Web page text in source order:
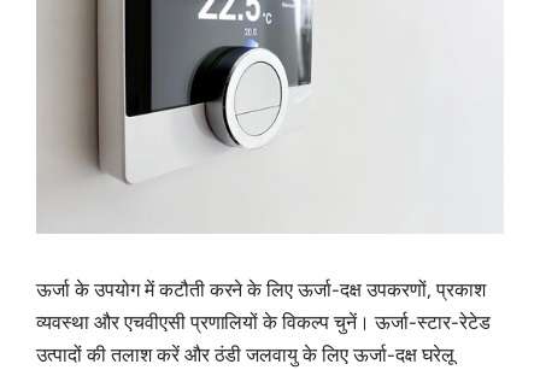
ऊर्जा के उपयोग में कटौती करने के लिए ऊर्जा-दक्ष उपकरणों, प्रकाश
व्यवस्था और एचवीएसी प्रणालियों के विकल्प चुनें। ऊर्जा-स्टार-रेटेड
उत्पादों की तलाश करें और ठंडी जलवायु के लिए ऊर्जा-दक्ष घरेलू